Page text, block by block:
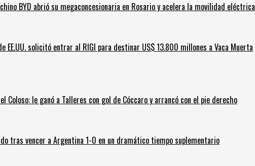
BYD abrió su megaconcesionaria en Rosario y acelera la movilidad eléctrica
EE.UU. solicitó entrar al RIGI para destinar US$ 13.800 millones a Vaca Muerta
Coloso: le ganó a Talleres con gol de Cóccaro y arrancó con el pie derecho
tras vencer a Argentina 1-0 en un dramático tiempo suplementario